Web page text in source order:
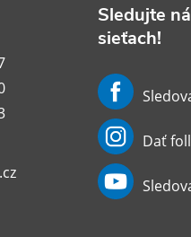
Sledujte
sieťach!
Dať